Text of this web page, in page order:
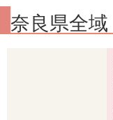
奈良県全域